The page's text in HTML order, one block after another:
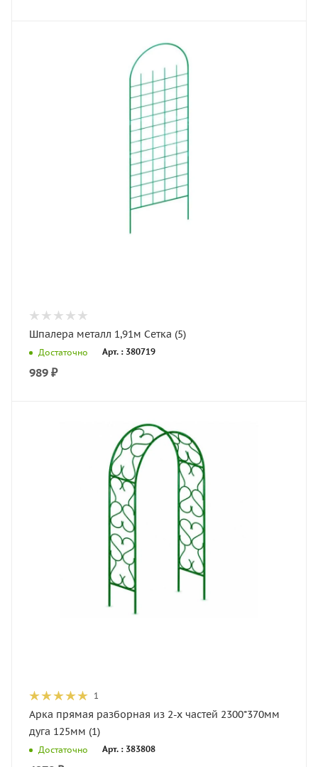
Шпалера металл 1,91м Сетка (5)
Достаточно Арт. : 380719
989 ₽
1
Арка прямая разборная из 2-х частей 2300*370мм
дуга 125мм (1)
Достаточно Арт. : 383808